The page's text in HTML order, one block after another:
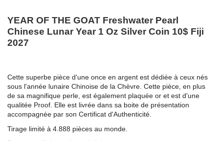
YEAR OF THE GOAT Freshwater Pearl
Chinese Lunar Year 1 Oz Silver Coin 10$ Fiji
2027
Cette superbe pièce d'une once en argent est dédiée à ceux nés
sous l'année lunaire Chinoise de la Chèvre. Cette pièce, en plus
de sa magnifique perle, est également plaquée or et est d'une
qualitée Proof. Elle est livrée dans sa boite de présentation
accompagnée par son Certificat d'Authenticité.
Tirage limité à 4.888 pièces au monde.